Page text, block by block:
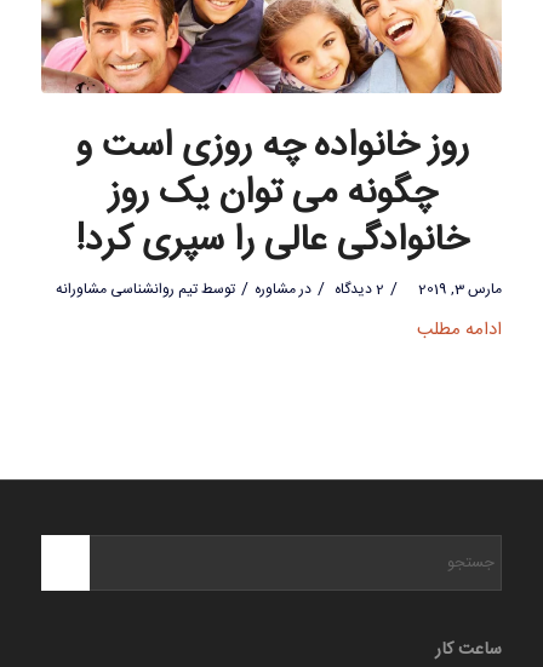
روز خانواده چه روزی است و
چگونه می توان یک روز
خانوادگی عالی را سپری کرد!
مارس 3, 2019 / 2 دیدگاه / درمشاوره / توسطتیم روانشناسی مشاورانه
ادامه مطلب
ساعت کار